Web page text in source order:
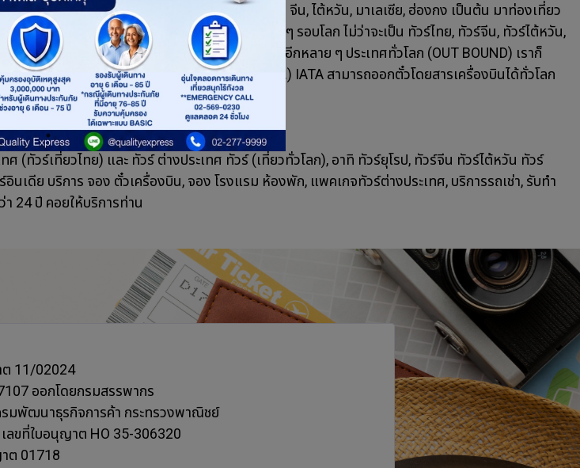
ด้ทำตลาดด้านการท่องเที่ยวหลายประเทศ อาทิเช่น จีน, ไต้หวัน, มาเลเซีย, ฮ่องกง เป็นต้น มาท่องเที่ยว
นมืออาชีพ พร้อมบริการจัดนำเที่ยวเส้นทางต่าง ๆ รอบโลก ไม่ว่าจะเป็น ทัวร์ไทย, ทัวร์จีน, ทัวร์ไต้หวัน,
ริกา, ทัวร์ออสเตรเลีย, ทัวร์อียิปต์, ทัวร์รัสเซีย และอีกหลาย ๆ ประเทศทั่วโลก (OUT BOUND) เราก็
ละเรายังเป็นตัวแทนจำหน่ายตั๋วเครื่องบิน (BSP.) IATA สามารถออกตั๋วโดยสารเครื่องบินได้ทั่วโลก
(ทัวร์เที่ยวไทย) และ ทัวร์ ต่างประเทศ ทัวร์ (เที่ยวทั่วโลก), อาทิ ทัวร์ยุโรป, ทัวร์จีน ทัวร์ไต้หวัน ทัวร์
เดีย บริการ จอง ตั๋วเครื่องบิน, จอง โรงแรม ห้องพัก, แพคเกจทัวร์ต่างประเทศ, บริการรถเช่า, รับทำ
24 ปี คอยให้บริการท่าน
ต 11/02024
ออกโดยกรมสรรพากร
มพัฒนาธุรกิจการค้า กระทรวงพาณิชย์
ลขที่ใบอนุญาต HO 35-306320
ต 01718